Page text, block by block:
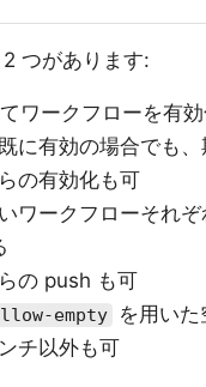
つがあります:
ワークフローを有効
に有効の場合でも
の有効化も可
ワークフローそれ
の push も可
empty
を用い
チ以外も可